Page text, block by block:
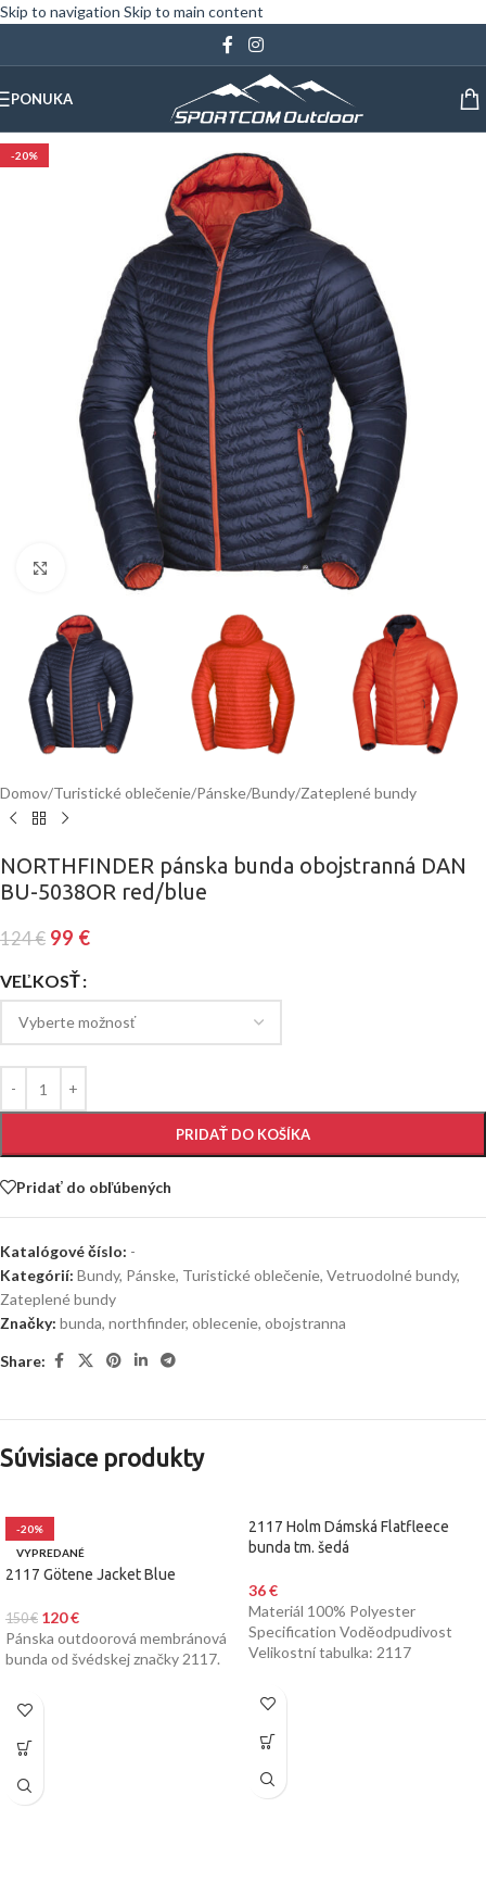
Skip to navigation Skip to main content
PONUKA
-20%
Klinite pre zväčšenie
Domov/Turistické oblečenie/Pánske/Bundy/Zateplené bundy
NORTHFINDER pánska bunda obojstranná DAN
BU-5038OR red/blue
124€ 99 €
VEĽKOSŤ
PRIDAŤ DO KOŠÍKA
Pridať do obľúbených
Katalógové číslo: -
Kategórií: Bundy, Pánske, Turistické oblečenie, Vetruodolné bundy,
Zateplené bundy
Značky: bunda, northfinder, oblecenie, obojstranna
Share:
Súvisiace produkty
-20%
VYPREDANÉ
2117 Götene Jacket Blue
150€ 120€
Pánska outdoorová membránová
bunda od švédskej značky 2117.
2117 Holm Dámská Flatfleece
bunda tm. šedá
36€
Materiál 100% Polyester
Specification Voděodpudivost
Velikostní tabulka: 2117